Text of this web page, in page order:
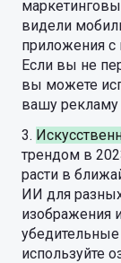
видели
приложения с
Если вы не
вы можете
вашу рекламу
3.
трендом в
расти в
ИИ для
изображения
используйте